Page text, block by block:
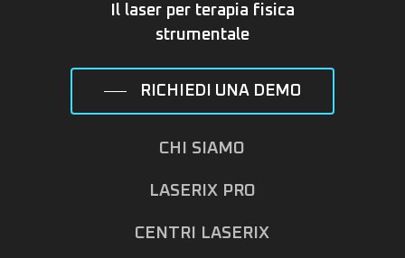
Il laser per terapia fisica
strumentale
RICHIEDI UNA DEMO
CHI SIAMO
LASERIX PRO
CENTRI LASERIX